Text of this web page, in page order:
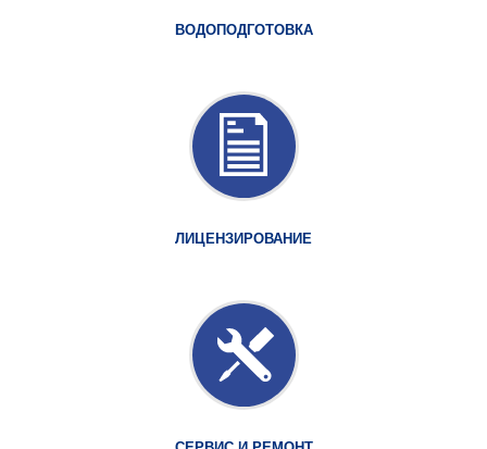
ВОДОПОДГОТОВКА
ЛИЦЕНЗИРОВАНИЕ